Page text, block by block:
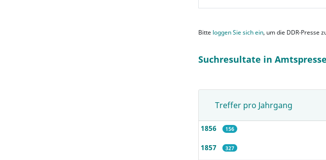
Bitte loggen Sie sich ein, um die DDR-Presse
Suchresultate in
Treffer pro Jahrgang
1856 156
1857 327